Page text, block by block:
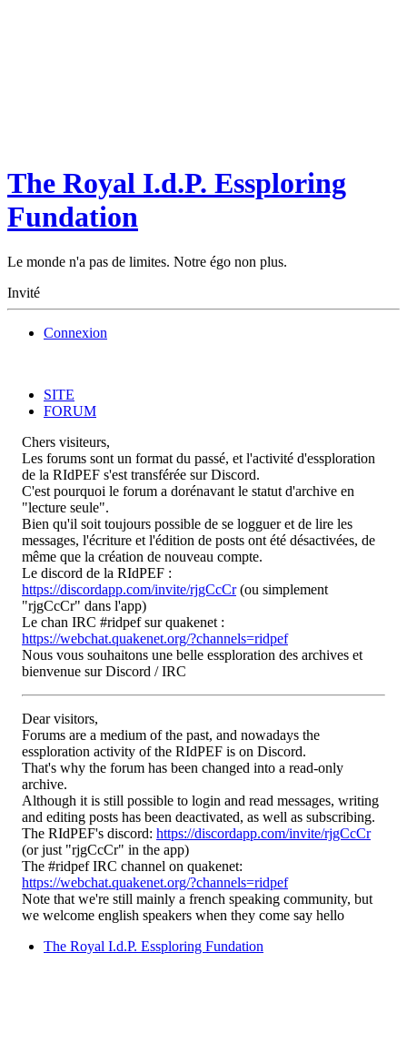
The Royal I.d.P. Essploring
Fundation
Le monde n'a pas de limites. Notre égo non plus.
Invité
Connexion
SITE
FORUM
Chers visiteurs,
Les forums sont un format du passé, et l'activité d'essploration
de la RIdPEF s'est transférée sur Discord.
C'est pourquoi le forum a dorénavant le statut d'archive en
"lecture seule".
Bien qu'il soit toujours possible de se logguer et de lire les
messages, l'écriture et l'édition de posts ont été désactivées, de
même que la création de nouveau compte.
Le discord de la RIdPEF :
https://discordapp.com/invite/rjgCcCr(ou simplement
"rjgCcCr" dans l'app)
Le chan IRC #ridpef sur quakenet :
https://webchat.quakenet.org/?channels=ridpef
Nous vous souhaitons une belle essploration des archives et
bienvenue sur Discord / IRC
Dear visitors,
Forums are a medium of the past, and nowadays the
essploration activity of the RIdPEF is on Discord.
That's why the forum has been changed into a read-only
archive.
Although it is still possible to login and read messages, writing
and editing posts has been deactivated, as well as subscribing.
The RIdPEF's discord: https://discordapp.com/invite/rjgCcCr
(or just "rjgCcCr" in the app)
The #ridpef IRC channel on quakenet:
https://webchat.quakenet.org/?channels=ridpef
Note that we're still mainly a french speaking community, but
we welcome english speakers when they come say hello
The Royal I.d.P. Essploring Fundation